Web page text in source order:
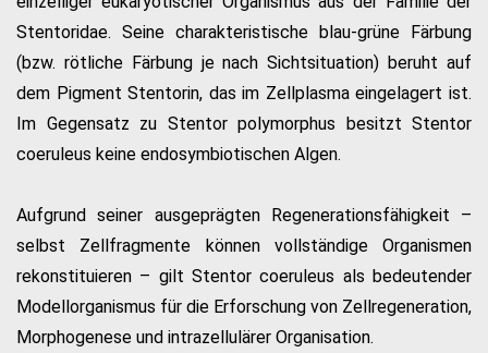
Stentoridae. Seine charakteristische blau-grüne Färbung
(bzw. rötliche Färbung je nach Sichtsituation) beruht auf
dem Pigment Stentorin, das im Zellplasma eingelagert ist.
Im Gegensatz zu Stentor polymorphus besitzt Stentor
coeruleus keine endosymbiotischen Algen.
Aufgrund seiner ausgeprägten Regenerationsfähigkeit –
selbst Zellfragmente können vollständige Organismen
rekonstituieren – gilt Stentor coeruleus als bedeutender
Modellorganismus für die Erforschung von Zellregeneration,
Morphogenese und intrazellulärer Organisation.